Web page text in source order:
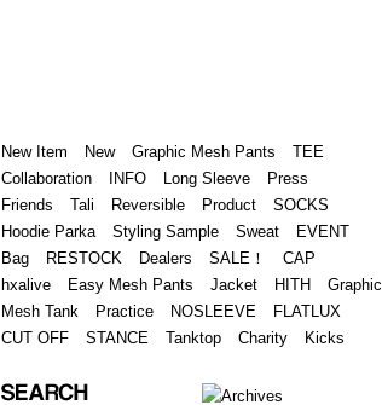
New Item New Graphic Mesh Pants
TEE
Collaboration
INFO Long Sleeve
Press
Friends
Tali Reversible Product
SOCKS
Hoodie Parka
Styling Sample Sweat
EVENT
Bag
RESTOCK Dealers SALE！
CAP
hxalive
Easy Mesh Pants Jacket HITH
Graphic
Mesh Tank
Practice NOSLEEVE
FLATLUX
CUT OFF
STANCE Tanktop Charity Kicks